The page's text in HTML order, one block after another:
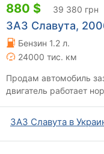
880 $ 39 380 грн
ЗАЗ Славута,
Бензин 1.2 л.
24000 тис. км
Продам автомобиль
двигатель работает
ЗАЗ Славута в